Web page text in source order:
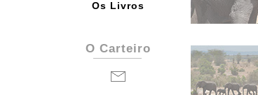
Os Livros
O Carteiro